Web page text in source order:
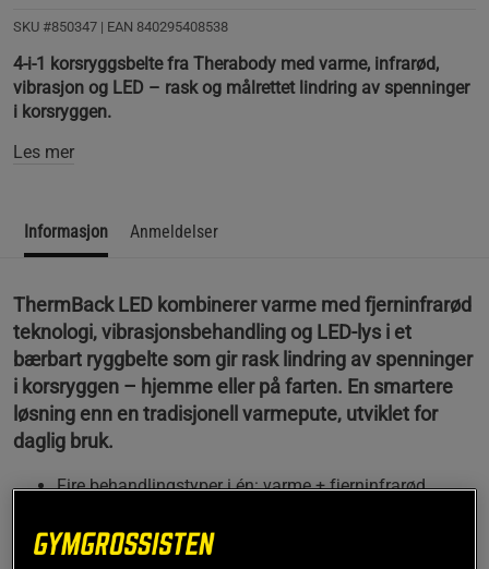
SKU #850347 | EAN 840295408538
4‑i‑1 korsryggsbelte fra Therabody med varme, infrarød,
vibrasjon og LED – rask og målrettet lindring av spenninger
i korsryggen.
Les mer
Informasjon Anmeldelser
ThermBack LED kombinerer varme med fjerninfrarød
teknologi, vibrasjonsbehandling og LED‑lys i et
bærbart ryggbelte som gir rask lindring av spenninger
i korsryggen – hjemme eller på farten. En smartere
løsning enn en tradisjonell varmepute, utviklet for
daglig bruk.
Fire behandlingstyper i én: varme + fjerninfrarød,
Presist plasserte soner over korsryggen og ryggraden
for målrettet effekt.